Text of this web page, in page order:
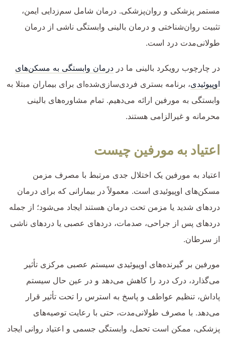
مستمر پزشکی و روان‌پزشکی. درمان شامل سم‌زدایی ایمن،
تثبیت روان‌شناختی و درمان بالینی وابستگی ناشی از درمان
طولانی‌مدت درد است.
در چارچوب رویکرد بالینی ما در درمان وابستگی به مسکن‌های
اوپیوئیدی، برنامه بستری فردی‌سازی‌شده‌ای برای بیماران مبتلا به
وابستگی به مورفین ارائه می‌دهیم. تمام مشاوره‌های بالینی
محرمانه و غیرالزامی هستند.
اعتیاد به مورفین چیست
اعتیاد به مورفین یک اختلال جدی مرتبط با مصرف مزمن
مسکن‌های اوپیوئیدی است. معمولاً در بیمارانی که برای درمان
دردهای شدید یا مزمن تحت درمان هستند ایجاد می‌شود؛ از جمله
دردهای پس از جراحی، صدمات، دردهای عصبی یا دردهای ناشی
از سرطان.
مورفین بر گیرنده‌های اوپیوئیدی سیستم عصبی مرکزی تأثیر
می‌گذارد، درک درد را کاهش می‌دهد و در عین حال سیستم
پاداش، تنظیم عواطف و پاسخ به استرس را تحت تأثیر قرار
می‌دهد. با مصرف طولانی‌مدت، حتی با رعایت توصیه‌های
پزشکی، ممکن است تحمل، وابستگی جسمی و اعتیاد روانی ایجاد